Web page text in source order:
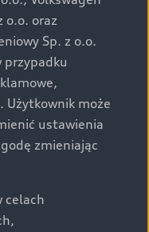
wyposażenia i
sprzedaży, a
zawiera
Zastrzegamy
informacje
na dzień ich
z Partnerem Marki
marki Audi
pod
o.o. oraz
Sp. z o.o.
przypadku
Użytkownik może
ustawienia
zmieniając
celach